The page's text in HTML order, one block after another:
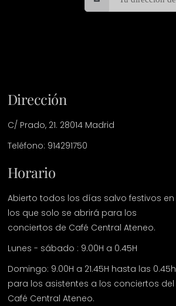
Dirección
C/ Prado, 21. 28014 Madrid
Teléfono: 914291750
Horario
Abierto todos los días salvo festivos en
los que solo se abrirá para los
conciertos de Café Central Ateneo.
Lunes - sábado : 9.00H a 0.45H
Domingo: 9.00H a 21.45H hasta las 0.45h
para los asistentes a los conciertos del
Café Central Ateneo.